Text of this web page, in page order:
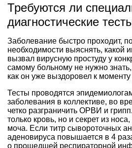
Требуются ли
диагностические
Заболевание быстро проходит,
необходимости выяснять, какой
вызвал вирусную простуду у
самому больному не нужно
как он уже выздоровел к моменту
Тесты проводятся
заболевания в коллективе, во
четко разграничить ОРВИ и
только кровь, но и секрет из
моча. Если титр сывороточных
аденовируса повышается в 4
о прошедшей респираторной